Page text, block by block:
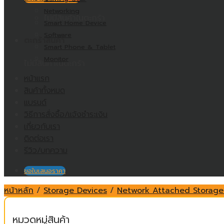
Smart Home Device
ขอใบเสนอราคา
หน้าหลัก / Storage Devices / Network Attached Storage
หมวดหมู่สินค้า